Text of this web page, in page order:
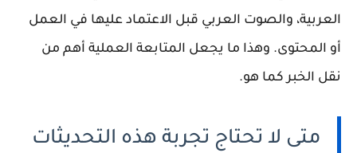
العربية، والصوت العربي قبل الاعتماد عليها في العمل
أو المحتوى. وهذا ما يجعل المتابعة العملية أهم من
نقل الخبر كما هو.
متى لا تحتاج تجربة هذه التحديثات